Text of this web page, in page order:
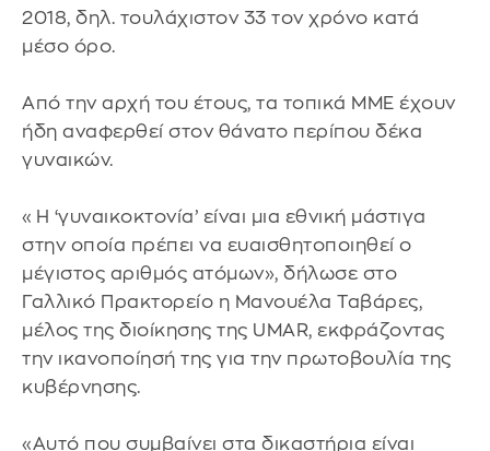
2018, δηλ. τουλάχιστον 33 τον χρόνο κατά
μέσο όρο.
Από την αρχή του έτους, τα τοπικά ΜΜΕ έχουν
ήδη αναφερθεί στον θάνατο περίπου δέκα
γυναικών.
«Η ‘γυναικοκτονία’ είναι μια εθνική μάστιγα
στην οποία πρέπει να ευαισθητοποιηθεί ο
μέγιστος αριθμός ατόμων», δήλωσε στο
Γαλλικό Πρακτορείο η Μανουέλα Ταβάρες,
μέλος της διοίκησης της UMAR, εκφράζοντας
την ικανοποίησή της για την πρωτοβουλία της
κυβέρνησης.
«Αυτό που συμβαίνει στα δικαστήρια είναι